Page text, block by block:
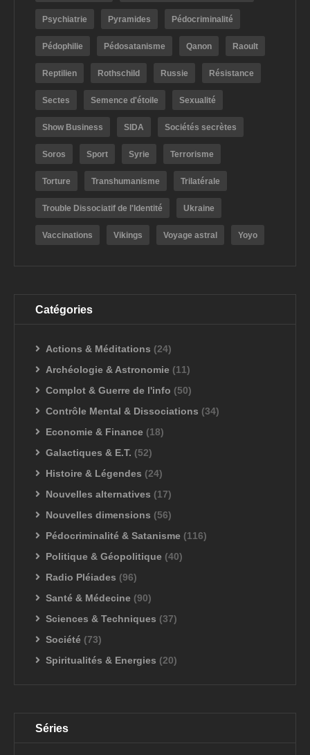
Psychiatrie Pyramides Pédocriminalité
Pédophilie Pédosatanisme Qanon Raoult
Reptilien Rothschild Russie Résistance
Sectes Semence d'étoile Sexualité
Show Business SIDA Sociétés secrètes
Soros Sport Syrie Terrorisme
Torture Transhumanisme Trilatérale
Trouble Dissociatif de l'Identité Ukraine
Vaccinations Vikings Voyage astral Yoyo
Catégories
Actions & Méditations (24)
Archéologie & Astronomie (11)
Complot & Guerre de l'info (50)
Contrôle Mental & Dissociations (34)
Economie & Finance (18)
Galactiques & E.T. (52)
Histoire & Légendes (24)
Nouvelles alternatives (17)
Nouvelles dimensions (56)
Pédocriminalité & Satanisme (116)
Politique & Géopolitique (40)
Radio Pléiades (96)
Santé & Médecine (90)
Sciences & Techniques (37)
Société (73)
Spiritualités & Energies (20)
Séries